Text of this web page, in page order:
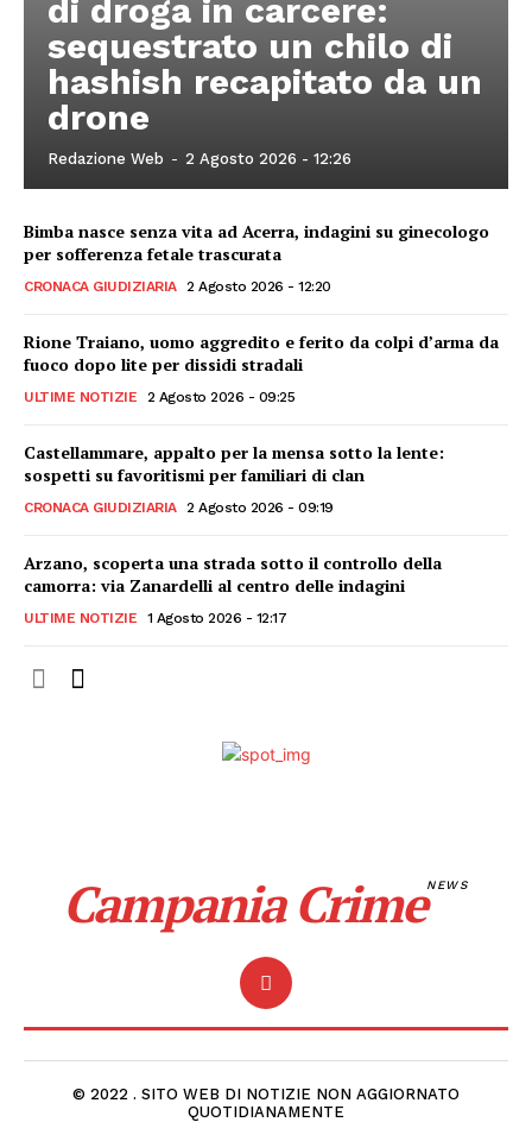
di droga in carcere:
sequestrato un chilo di
hashish recapitato da un
drone
Redazione Web - 2 Agosto 2026 - 12:26
Bimba nasce senza vita ad Acerra, indagini su ginecologo
per sofferenza fetale trascurata
CRONACA GIUDIZIARIA 2 Agosto 2026 - 12:20
Rione Traiano, uomo aggredito e ferito da colpi d’arma da
fuoco dopo lite per dissidi stradali
ULTIME NOTIZIE 2 Agosto 2026 - 09:25
Castellammare, appalto per la mensa sotto la lente:
sospetti su favoritismi per familiari di clan
CRONACA GIUDIZIARIA 2 Agosto 2026 - 09:19
Arzano, scoperta una strada sotto il controllo della
camorra: via Zanardelli al centro delle indagini
ULTIME NOTIZIE 1 Agosto 2026 - 12:17
Campania CrimeNEWS
© 2022 . SITO WEB DI NOTIZIE NON AGGIORNATO
QUOTIDIANAMENTE